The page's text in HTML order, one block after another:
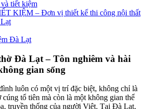
tiết kiệm
KIỆM – Đơn vị thiết kế thi công nội thất
Đà Lạt
Đà Lạt – Tôn nghiêm và hài
gian sống
luôn có một vị trí đặc biệt, không chỉ là
tổ tiên mà còn là một không gian thể
truyền thống của người Việt. Tại Đà Lạt,